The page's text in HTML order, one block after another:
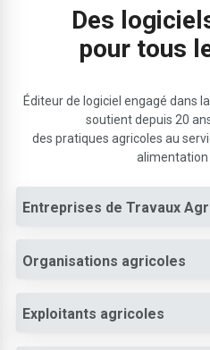
Des
pour tous
Éditeur de logiciel engagé dans
soutient depuis 20
des pratiques agricoles au
alimentation
Entreprises de Travaux
Organisations agricoles
Exploitants agricoles